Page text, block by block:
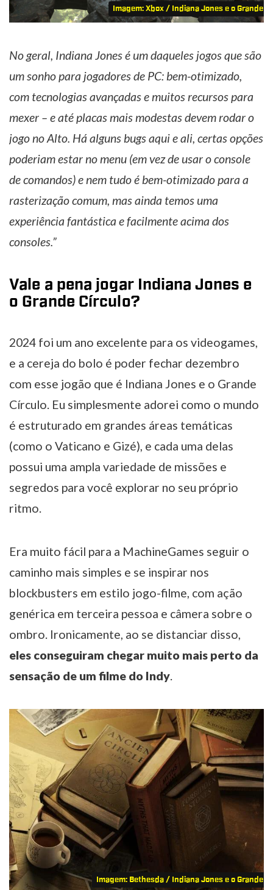
Imagem: Xbox / Indiana Jones e o Grande
No geral, Indiana Jones é um daqueles jogos que são
um sonho para jogadores de PC: bem-otimizado,
com tecnologias avançadas e muitos recursos para
mexer – e até placas mais modestas devem rodar o
jogo no Alto. Há alguns bugs aqui e ali, certas opções
poderiam estar no menu (em vez de usar o console
de comandos) e nem tudo é bem-otimizado para a
rasterização comum, mas ainda temos uma
experiência fantástica e facilmente acima dos
consoles.”
Vale a pena jogar Indiana Jones e
o Grande Círculo?
2024 foi um ano excelente para os videogames,
e a cereja do bolo é poder fechar dezembro
com esse jogão que é Indiana Jones e o Grande
Círculo. Eu simplesmente adorei como o mundo
é estruturado em grandes áreas temáticas
(como o Vaticano e Gizé), e cada uma delas
possui uma ampla variedade de missões e
segredos para você explorar no seu próprio
ritmo.
Era muito fácil para a MachineGames seguir o
caminho mais simples e se inspirar nos
blockbusters em estilo jogo-filme, com ação
genérica em terceira pessoa e câmera sobre o
ombro. Ironicamente, ao se distanciar disso,
eles conseguiram chegar muito mais perto da
sensação de um filme do Indy.
Imagem: Bethesda / Indiana Jones e o Grande